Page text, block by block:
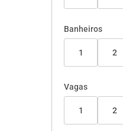
Banheiros
1 2
Vagas
1 2